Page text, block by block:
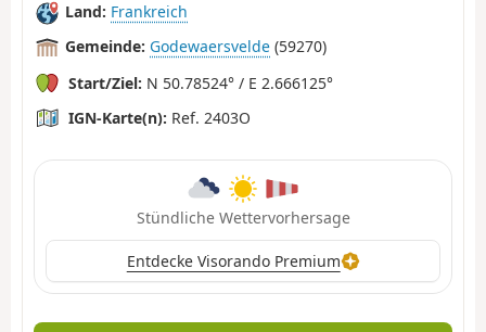
Land: Frankreich
Gemeinde: Godewaersvelde (59270)
Start/Ziel: N 50.78524° / E 2.666125°
IGN-Karte(n): Ref. 2403O
Stündliche Wettervorhersage
Entdecke Visorando Premium